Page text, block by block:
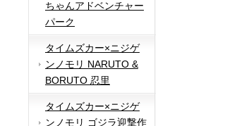
ちゃんアドベンチャー
パーク
タイムズカー×ニジゲ
ンノモリ NARUTO &
BORUTO 忍里
タイムズカー×ニジゲ
ンノモリ ゴジラ迎撃作